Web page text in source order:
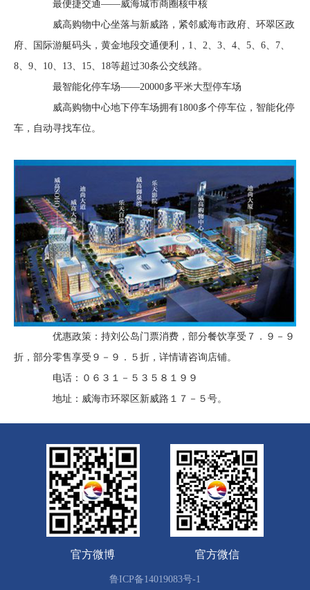
最便捷交通——威海城市商圈核中核
威高购物中心坐落与新威路，紧邻威海市政府、环翠区政
府、国际游艇码头，黄金地段交通便利，1、2、3、4、5、6、7、
8、9、10、13、15、18等超过30条公交线路。
最智能化停车场——20000多平米大型停车场
威高购物中心地下停车场拥有1800多个停车位，智能化停
车，自动寻找车位。
优惠政策：持刘公岛门票消费，部分餐饮享受７．９－９
折，部分零售享受９－９．５折，详情请咨询店铺。
电话：０６３１－５３５８１９９
地址：威海市环翠区新威路１７－５号。
官方微博 官方微信
鲁ICP备14019083号-1